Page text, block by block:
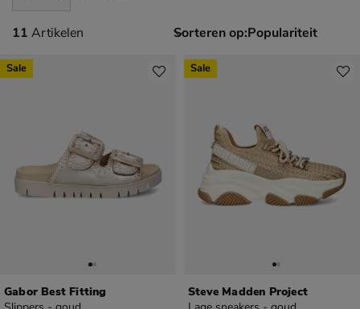
11 artikelen
11 Artikelen Sorteren op:
Gabor Best Fitting
Sale
Steve Madden Project
Sale